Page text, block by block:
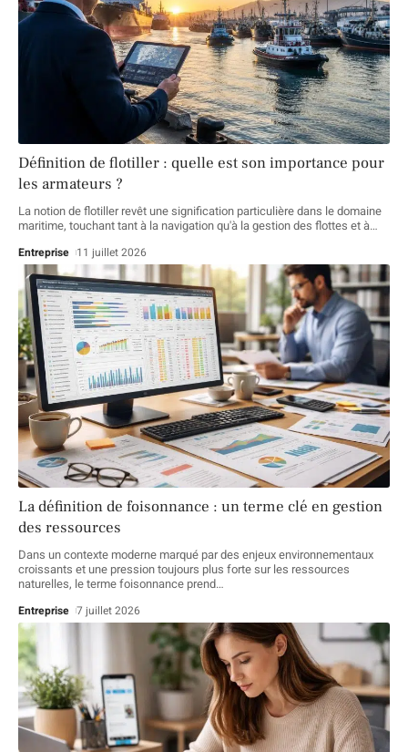
Définition de flotiller : quelle est son importance pour
les armateurs ?
La notion de flotiller revêt une signification particulière dans le domaine
maritime, touchant tant à la navigation qu'à la gestion des flottes et à…
Entreprise 11 juillet 2026
La définition de foisonnance : un terme clé en gestion
des ressources
Dans un contexte moderne marqué par des enjeux environnementaux
croissants et une pression toujours plus forte sur les ressources
naturelles, le terme foisonnance prend…
Entreprise 7 juillet 2026